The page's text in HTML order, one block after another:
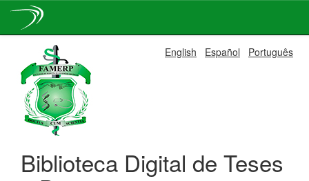
navigation
English Español Português
Biblioteca Digital de Teses